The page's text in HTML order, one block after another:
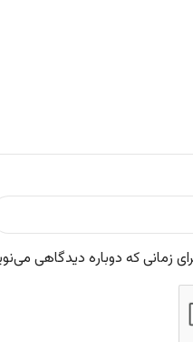
زمانی که دوباره دیدگاهی